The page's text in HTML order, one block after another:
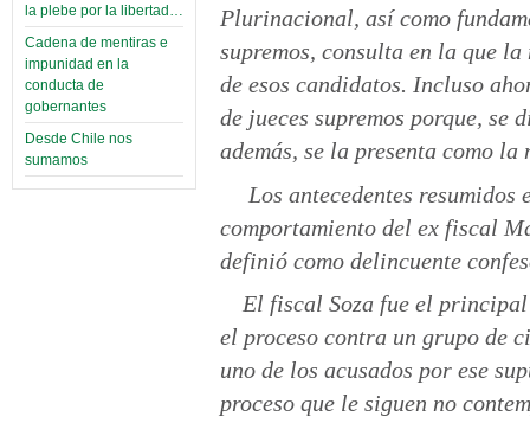
la plebe por la libertad…
Cadena de mentiras e
impunidad en la
conducta de
gobernantes
Desde Chile nos
sumamos
Plurinacional, así como
supremos, consulta en la que
de esos candidatos. Incluso
de jueces supremos porque, se
además, se la presenta como
Los antecedentes
comportamiento del ex fiscal
definió como delincuente
El fiscal Soza fue el
el proceso contra un grupo de
uno de los acusados por ese
proceso que le siguen no